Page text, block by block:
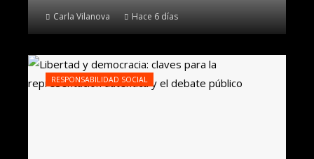
Carla Vilanova Hace 6 días
RESPONSABILIDAD SOCIAL